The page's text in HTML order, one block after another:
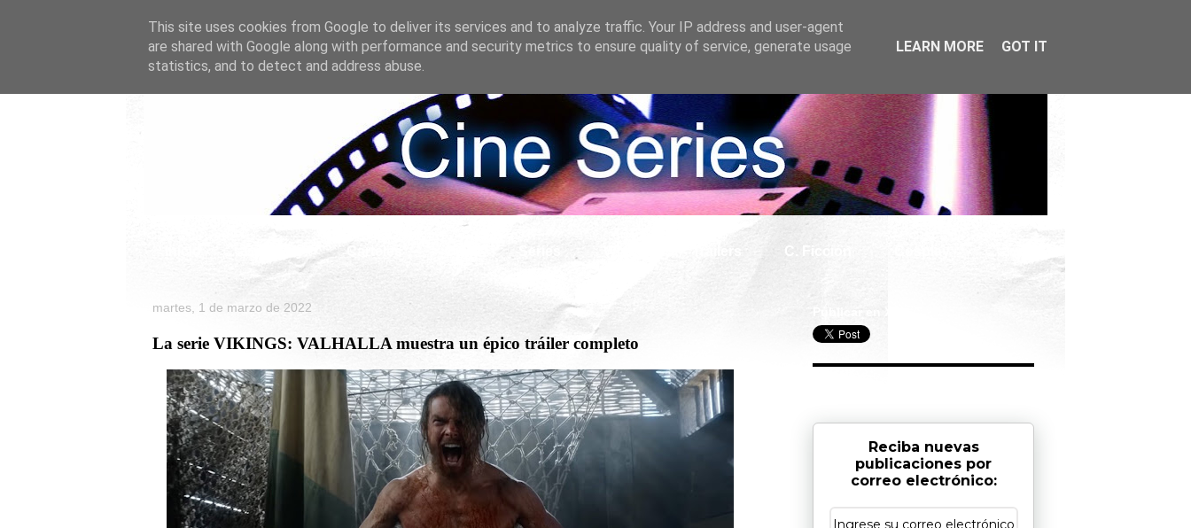
C. Ficción
martes, 1 de marzo de 2022
La serie VIKINGS: VALHALLA muestra un épico tráiler completo
Reciba nuevas
publicaciones por
correo electrónico:
This site uses cookies from Google to deliver its services and to analyze traffic. Your IP address and user-agent
are shared with Google along with performance and security metrics to ensure quality of service, generate usage
statistics, and to detect and address abuse.
LEARN MORE GOT IT